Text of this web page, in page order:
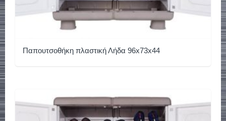
Παπουτσοθήκη πλαστική Λήδα 96x73x44